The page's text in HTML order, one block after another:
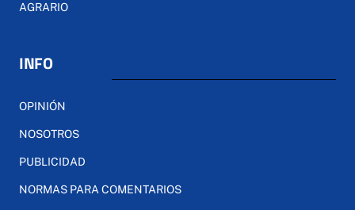
AGRARIO
INFO
OPINIÓN
NOSOTROS
PUBLICIDAD
NORMAS PARA COMENTARIOS